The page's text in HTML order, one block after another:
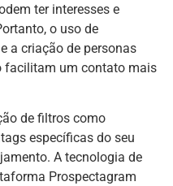
ter interesses e
o uso de
a criação de personas
facilitam um contato mais
de filtros como
específicas do seu
A tecnologia de
Prospectagram